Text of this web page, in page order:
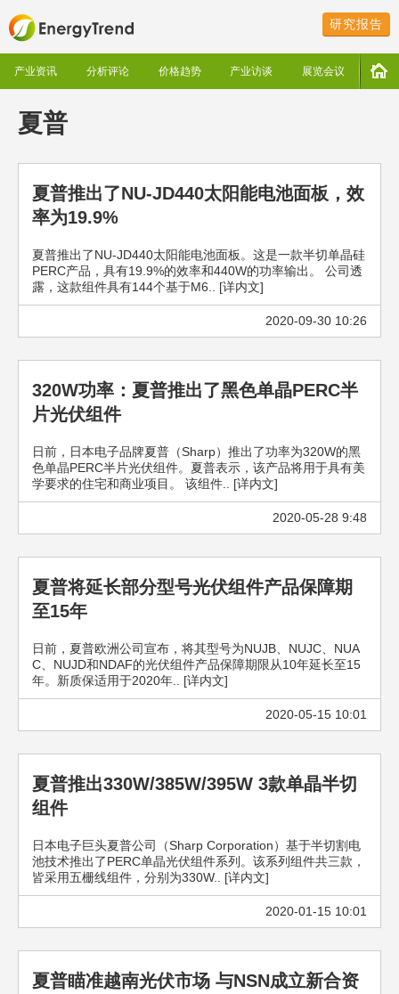
研究报告
产业资讯 分析评论 价格趋势 产业访谈 展览会议
夏普
夏普推出了NU-JD440太阳能电池面板，效
率为19.9%
夏普推出了NU-JD440太阳能电池面板。这是一款半切单晶硅
PERC产品，具有19.9%的效率和440W的功率输出。 公司透
露，这款组件具有144个基于M6.. [详内文]
2020-09-30 10:26
320W功率：夏普推出了黑色单晶PERC半
片光伏组件
日前，日本电子品牌夏普（Sharp）推出了功率为320W的黑
色单晶PERC半片光伏组件。夏普表示，该产品将用于具有美
学要求的住宅和商业项目。 该组件.. [详内文]
2020-05-28 9:48
夏普将延长部分型号光伏组件产品保障期
至15年
日前，夏普欧洲公司宣布，将其型号为NUJB、NUJC、NUA
C、NUJD和NDAF的光伏组件产品保障期限从10年延长至15
年。新质保适用于2020年.. [详内文]
2020-05-15 10:01
夏普推出330W/385W/395W 3款单晶半切
组件
日本电子巨头夏普公司（Sharp Corporation）基于半切割电
池技术推出了PERC单晶光伏组件系列。该系列组件共三款，
皆采用五栅线组件，分别为330W.. [详内文]
2020-01-15 10:01
夏普瞄准越南光伏市场 与NSN成立新合资